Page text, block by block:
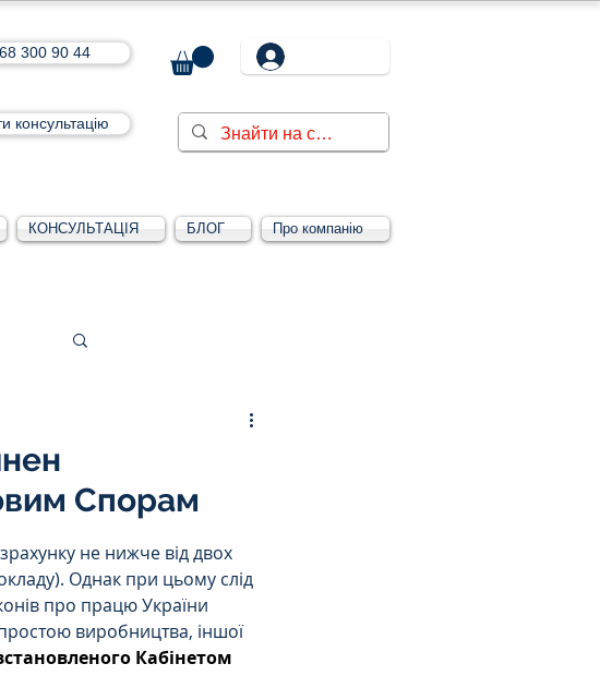
300 90 44
консультацію
КОНСУЛЬТАЦІЯ БЛОГ Про компанію
Спорам
не нижче від двох
Однак при цьому слід
про працю України
виробництва, іншої
Кабінетом